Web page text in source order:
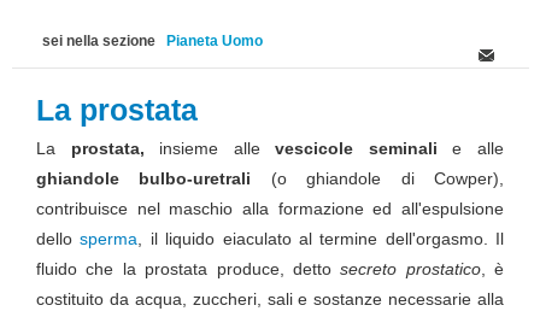
sei nella sezione Pianeta Uomo
La prostata
La prostata, insieme allevescicole seminali e alle
ghiandole bulbo-uretrali (o ghiandole di Cowper),
contribuisce nel maschio alla formazione ed all'espulsione
dellosperma , il liquido eiaculato al termine dell'orgasmo. Il
fluido che la prostata produce, dettosecreto prostatico, è
costituito da acqua, zuccheri, sali e sostanze necessarie alla